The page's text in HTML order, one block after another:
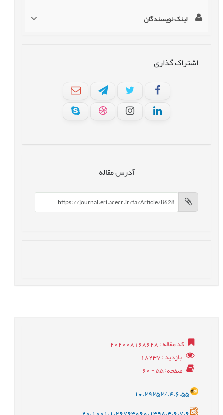
لینک نویسندگان
اشتراک گذاری
آدرس مقاله
کد مقاله: 202008168628
بازدید: 18237
صفحه: 55 - 60
10.29252/.4.6.55